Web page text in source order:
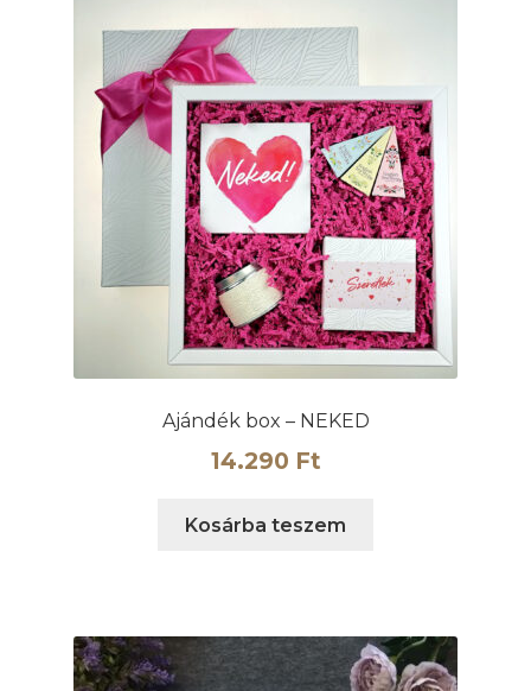
Ajándék box – NEKED
14.290 Ft
Kosárba teszem